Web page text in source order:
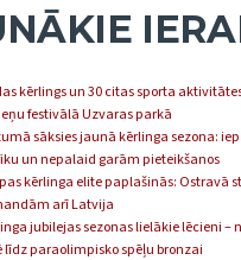
kērlings un 30 citas sporta
festivālā Uzvaras parkā
sāksies jaunā kērlinga sezona:
un nepalaid garām pieteikšanos
kērlinga elite paplašinās: Ostravā
arī Latvija
jubilejas sezonas lielākie lēcieni –
līdz paraolimpisko spēļu bronzai